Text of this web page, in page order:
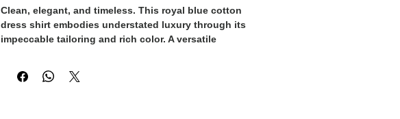
Clean, elegant, and timeless. This royal blue cotton
dress shirt embodies understated luxury through its
impeccable tailoring and rich color. A versatile